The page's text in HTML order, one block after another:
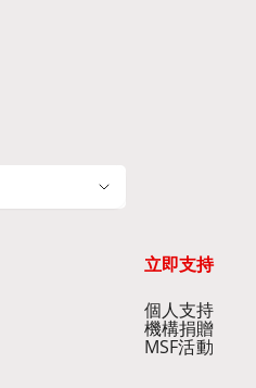
立即支持
個人支持
機構捐贈
MSF活動